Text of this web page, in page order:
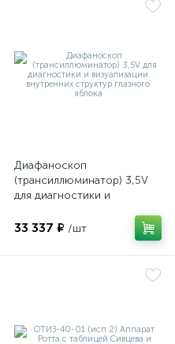
Диафаноскоп
(трансиллюминатор) 3,5V
для диагностики и
структур глазного яблока
33 337 ₽ /шт